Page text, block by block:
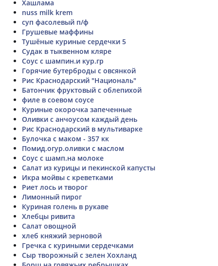
Хашлама
nuss milk krem
суп фасолевый п/ф
Грушевые маффины
Тушёные куриные сердечки 5
Судак в тыквенном кляре
Соус с шампин.и кур.гр
Горячие бутерброды с овсянкой
Рис Краснодарский "Националь"
Батончик фруктовый с облепихой
филе в соевом соусе
Куриные окорочка запеченные
Оливки с анчоусом каждый день
Рис Краснодарский в мультиварке
Булочка с маком - 357 кк
Помид.огур.оливки с маслом
Соус с шамп.на молоке
Салат из курицы и пекинской капусты
Икра мойвы с креветками
Риет лось и творог
Лимонный пирог
Куриная голень в рукаве
Хлебцы ривита
Салат овощной
хлеб княжий зерновой
Гречка с куриными сердечками
Сыр творожный с зелен Хохланд